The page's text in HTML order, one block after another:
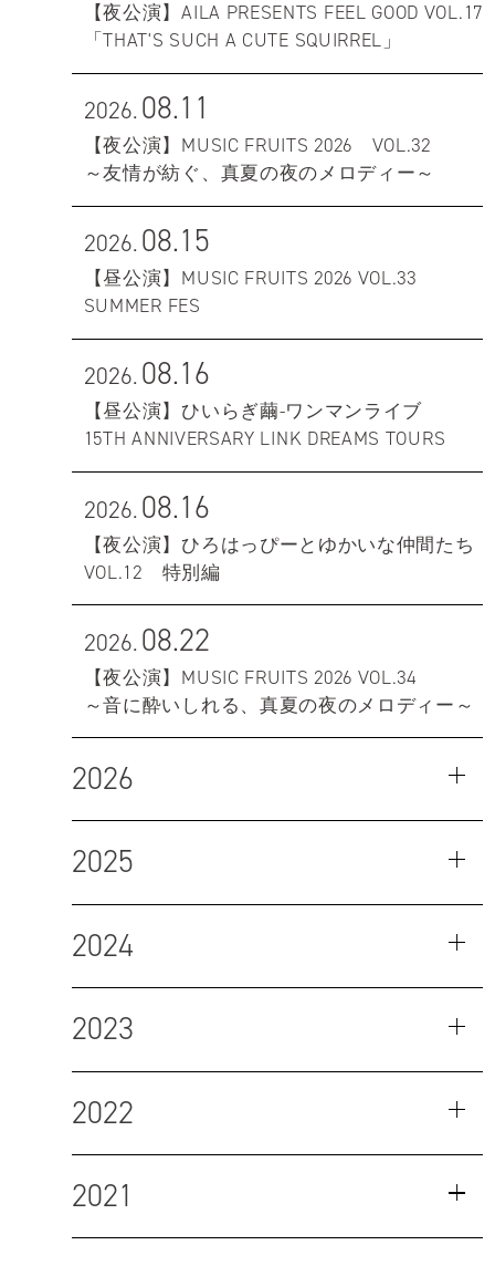
【夜公演】AILA PRESENTS FEEL GOOD VOL.17
「THAT'S SUCH A CUTE SQUIRREL」
2026.08.11
【夜公演】MUSIC FRUITS 2026 VOL.32
～友情が紡ぐ、真夏の夜のメロディー～
2026.08.15
【昼公演】MUSIC FRUITS 2026 VOL.33
SUMMER FES
2026.08.16
【昼公演】ひいらぎ繭-ワンマンライブ
15TH ANNIVERSARY LINK DREAMS TOURS
2026.08.16
【夜公演】ひろはっぴーとゆかいな仲間たち
VOL.12 特別編
2026.08.22
【夜公演】MUSIC FRUITS 2026 VOL.34
～音に酔いしれる、真夏の夜のメロディー～
2026
2025
2024
2023
2022
2021